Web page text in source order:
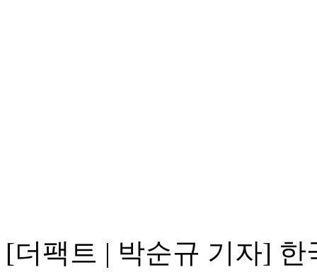
[더팩트 | 박순규 기자]